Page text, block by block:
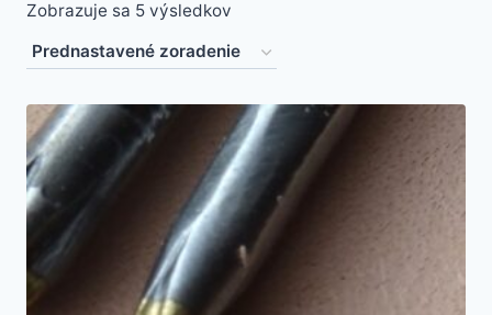
Zobrazuje sa 5 výsledkov